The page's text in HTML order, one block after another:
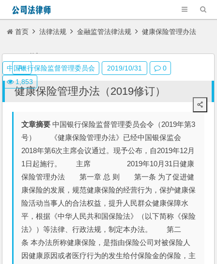
首页 法律法规 金融监管法律法规 健康保险管理办法
（2019修订）
健康保险管理办法（2019修订）
文章摘要 中国银行保险监督管理委员会令（2019年第3
号） 《健康保险管理办法》已经中国银保监会
2018年第6次主席会议通过。现予公布，自2019年12月
1日起施行。 主席 2019年10月31日健康
保险管理办法 第一章 总 则 第一条 为了促进健
康保险的发展，规范健康保险的经营行为，保护健康保
险活动当事人的合法权益，提升人民群众健康保障水
平，根据《中华人民共和国保险法》（以下简称《保险
法》）等法律、行政法规，制定本办法。 第二
条 本办法所称健康保险，是指由保险公司对被保险人
因健康原因或者医疗行为的发生给付保险金的保险，主
中国银行保险监督管理委员会 2019/10/31
0
1,853
A+